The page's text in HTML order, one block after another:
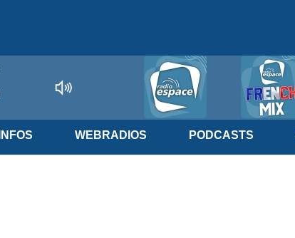
INFOS WEBRADIOS PODCASTS